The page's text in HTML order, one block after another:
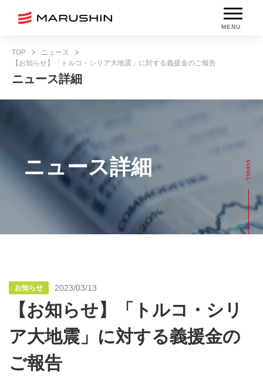
MENU
TOP
ニュース
【お知らせ】「トルコ・シリア大地震」に対する義援金のご報告
ニュース詳細
ニュース詳細
お知らせ 2023/03/13
【お知らせ】「トルコ・シリ
ア大地震」に対する義援金の
ご報告